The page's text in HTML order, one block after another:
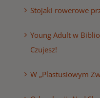
Stojaki rowerowe
Young Adult w
Czujesz!
W „Plastusiowym